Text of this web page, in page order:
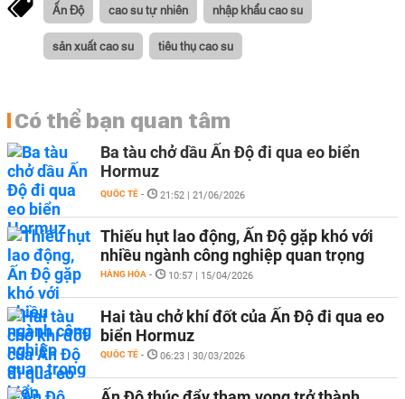
Ấn Độ cao su tự nhiên nhập khẩu cao su
sản xuất cao su tiêu thụ cao su
Có thể bạn quan tâm
Ba tàu chở dầu Ấn Độ đi qua eo biển
Hormuz
QUỐC TẾ - 21:52 | 21/06/2026
Thiếu hụt lao động, Ấn Độ gặp khó với
nhiều ngành công nghiệp quan trọng
HÀNG HÓA - 10:57 | 15/04/2026
Hai tàu chở khí đốt của Ấn Độ đi qua eo
biển Hormuz
QUỐC TẾ - 06:23 | 30/03/2026